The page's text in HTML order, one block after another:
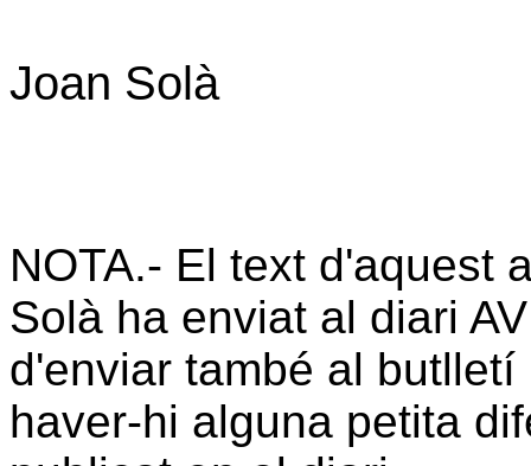
Joan Solà
NOTA.- El text d'aquest
Solà ha enviat al diari
d'enviar també al
haver-hi alguna petita